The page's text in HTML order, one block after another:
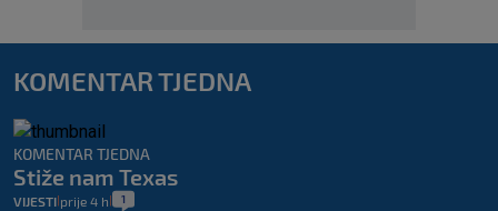
KOMENTAR TJEDNA
KOMENTAR TJEDNA
Stiže nam Texas
VIJESTI prije 4 h 1